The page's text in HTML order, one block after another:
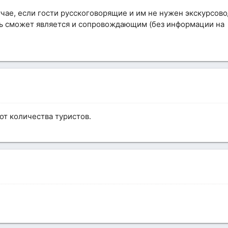
если гости русскоговорящие и им не нужен
сможет является и сопровождающим (без информации на
количества туристов.